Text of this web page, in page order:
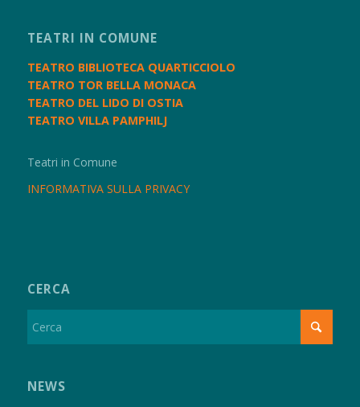
TEATRI IN COMUNE
TEATRO BIBLIOTECA QUARTICCIOLO
TEATRO TOR BELLA MONACA
TEATRO DEL LIDO DI OSTIA
TEATRO VILLA PAMPHILJ
Teatri in Comune
INFORMATIVA SULLA PRIVACY
CERCA
NEWS